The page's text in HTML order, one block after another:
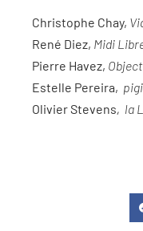
Christophe Chay,
René Diez, Midi
Pierre Havez,
Estelle Pereira,
Olivier Stevens, la